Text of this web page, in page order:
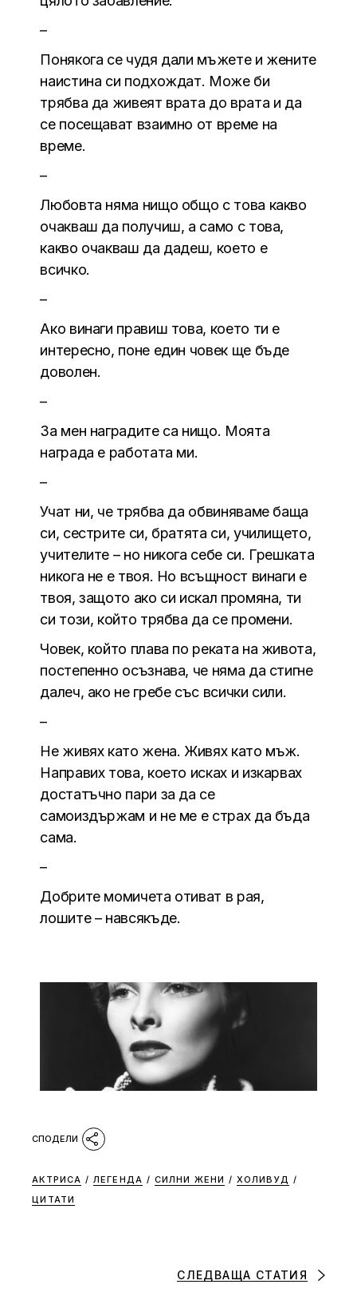
–
Понякога се чудя дали мъжете и жените
наистина си подхождат. Може би
трябва да живеят врата до врата и да
се посещават взаимно от време на
време.
–
Любовта няма нищо общо с това какво
очакваш да получиш, а само с това,
какво очакваш да дадеш, което е
всичко.
–
Ако винаги правиш това, което ти е
интересно, поне един човек ще бъде
доволен.
–
За мен наградите са нищо. Моята
награда е работата ми.
–
Учат ни, че трябва да обвиняваме баща
си, сестрите си, братята си, училището,
учителите – но никога себе си. Грешката
никога не е твоя. Но всъщност винаги е
твоя, защото ако си искал промяна, ти
си този, който трябва да се промени.
Човек, който плава по реката на живота,
постепенно осъзнава, че няма да стигне
далеч, ако не гребе със всички сили.
–
Не живях като жена. Живях като мъж.
Направих това, което исках и изкарвах
достатъчно пари за да се
самоиздържам и не ме е страх да бъда
сама.
–
Добрите момичета отиват в рая,
лошите – навсякъде.
АКТРИСА / ЛЕГЕНДА / СИЛНИ ЖЕНИ / ХОЛИВУД /
ЦИТАТИ
СЛЕДВАЩА СТАТИЯ